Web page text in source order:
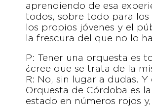
aprendiendo de esa
todos, sobre todo para los
los propios jóvenes y el
la frescura del que no lo
P: Tener una orquesta es
¿cree que se trata de la
R: No, sin lugar a dudas.
Orquesta de Córdoba es
estado en números rojos